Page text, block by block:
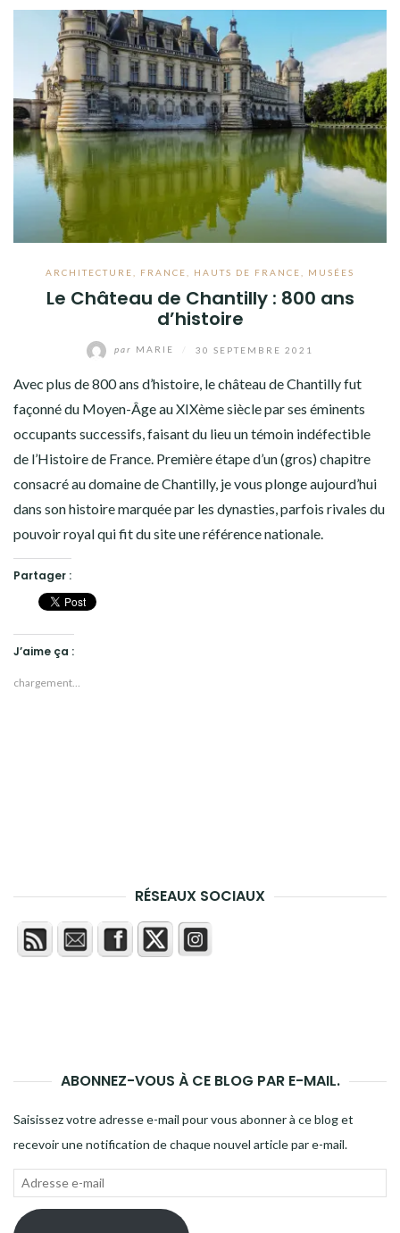
ARCHITECTURE FRANCE HAUTS DE FRANCE MUSÉES
Le Château de Chantilly : 800 ans
d’histoire
par MARIE 30 SEPTEMBRE 2021
Avec plus de 800 ans d’histoire, le château de Chantilly fut
façonné du Moyen-Âge au XIXème siècle par ses éminents
occupants successifs, faisant du lieu un témoin indéfectible
de l’Histoire de France. Première étape d’un (gros) chapitre
consacré au domaine de Chantilly, je vous plonge aujourd’hui
dans son histoire marquée par les dynasties, parfois rivales du
pouvoir royal qui fit du site une référence nationale.
Partager :
J’aime ça :
chargement…
RÉSEAUX SOCIAUX
ABONNEZ-VOUS À CE BLOG PAR E-MAIL.
Saisissez votre adresse e-mail pour vous abonner à ce blog et
recevoir une notification de chaque nouvel article par e-mail.
Adresse
mail